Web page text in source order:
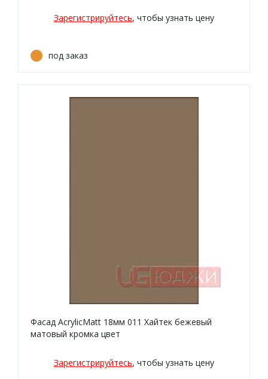
Зарегистрируйтесь, чтобы узнать цену
под заказ
Фасад AcrylicMatt 18мм 011 Хайтек бежевый
матовый кромка цвет
Зарегистрируйтесь, чтобы узнать цену